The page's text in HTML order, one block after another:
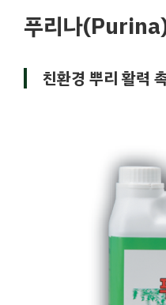
푸리나
친환경 뿌리 활력